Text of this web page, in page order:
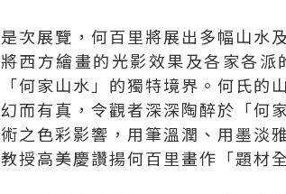
是次展覽，何百里將展出多幅山水
將西方繪畫的光影效果及各家各
「何家山水」的獨特境界。何氏的
幻而有真，令觀者深深陶醉於「何
術之色彩影響，用筆溫潤、用墨淡
教授高美慶讚揚何百里畫作「題材